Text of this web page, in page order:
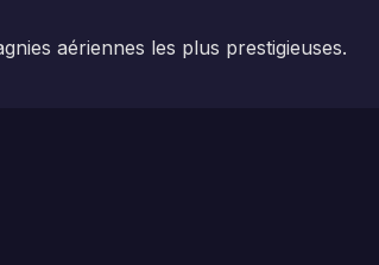
aériennes les plus prestigieuses.